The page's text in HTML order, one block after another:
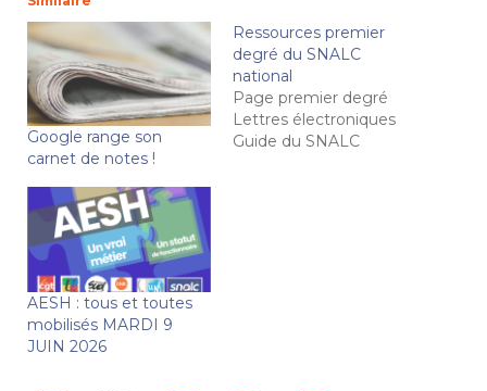
Google range son
carnet de notes !
Ressources premier
degré du SNALC
national
Page premier degré
Lettres électroniques
Guide du SNALC
AESH : tous et toutes
mobilisés MARDI 9
JUIN 2026